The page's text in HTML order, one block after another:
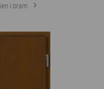
i bram